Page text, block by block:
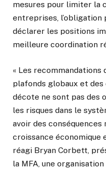
mesures pour limiter la
entreprises,
déclarer les positions
meilleure coordination
« Les
plafonds globaux et
décote ne sont pas des
les risques dans le
avoir des
croissance économique
réagi Bryan Corbett,
la MFA, une